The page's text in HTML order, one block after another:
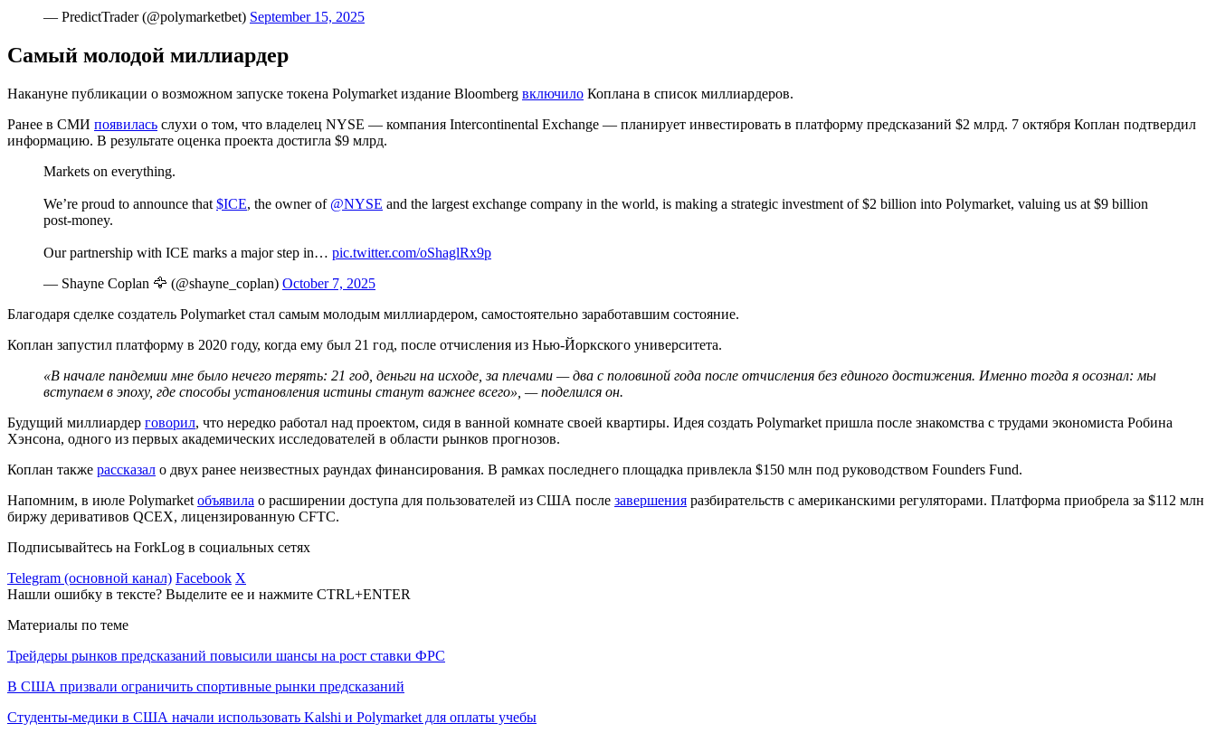
— PredictTrader (@polymarketbet) September 15, 2025
Самый молодой миллиардер
Накануне публикации о возможном запуске токена Polymarket издание Bloomberg включило Коплана в список миллиардеров.
Ранее в СМИ появилась слухи о том, что владелец NYSE — компания Intercontinental Exchange — планирует инвестировать в платформу предсказаний $2 млрд. 7 октября Коплан подтвердил
информацию. В результате оценка проекта достигла $9 млрд.
Markets on everything.
We’re proud to announce that $ICE, the owner of @NYSE and the largest exchange company in the world, is making a strategic investment of $2 billion into Polymarket, valuing us at $9 billion
post-money.
Our partnership with ICE marks a major step in… pic.twitter.com/oShaglRx9p
— Shayne Coplan 🦅 (@shayne_coplan) October 7, 2025
Благодаря сделке создатель Polymarket стал самым молодым миллиардером, самостоятельно заработавшим состояние.
Коплан запустил платформу в 2020 году, когда ему был 21 год, после отчисления из Нью-Йоркского университета.
«В начале пандемии мне было нечего терять: 21 год, деньги на исходе, за плечами — два с половиной года после отчисления без единого достижения. Именно тогда я осознал: мы
вступаем в эпоху, где способы установления истины станут важнее всего», — поделился он.
Будущий миллиардер говорил, что нередко работал над проектом, сидя в ванной комнате своей квартиры. Идея создать Polymarket пришла после знакомства с трудами экономиста Робина
Хэнсона, одного из первых академических исследователей в области рынков прогнозов.
Коплан также рассказал о двух ранее неизвестных раундах финансирования. В рамках последнего площадка привлекла $150 млн под руководством Founders Fund.
Напомним, в июле Polymarket объявила о расширении доступа для пользователей из США после завершения разбирательств с американскими регуляторами. Платформа приобрела за $112 млн
биржу деривативов QCEX, лицензированную CFTC.
Подписывайтесь на ForkLog в социальных сетях
Telegram (основной канал) Facebook X
Нашли ошибку в тексте? Выделите ее и нажмите CTRL+ENTER
Материалы по теме
Трейдеры рынков предсказаний повысили шансы на рост ставки ФРС
В США призвали ограничить спортивные рынки предсказаний
Студенты-медики в США начали использовать Kalshi и Polymarket для оплаты учебы